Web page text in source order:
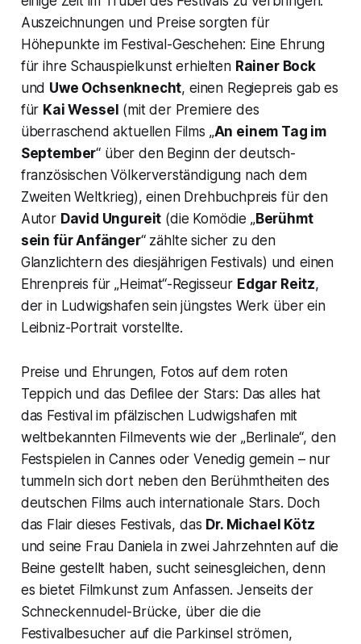
Auszeichnungen und Preise sorgten für
Höhepunkte im Festival-Geschehen: Eine Ehrung
für ihre Schauspielkunst erhielten Rainer Bock
und Uwe Ochsenknecht, einen Regiepreis gab es
für Kai Wessel (mit der Premiere des
überraschend aktuellen Films „An einem Tag im
September“ über den Beginn der deutsch-
französischen Völkerverständigung nach dem
Zweiten Weltkrieg), einen Drehbuchpreis für den
Autor David Ungureit (die Komödie „Berühmt
sein für Anfänger“ zählte sicher zu den
Glanzlichtern des diesjährigen Festivals) und einen
Ehrenpreis für „Heimat“-Regisseur Edgar Reitz,
der in Ludwigshafen sein jüngstes Werk über ein
Leibniz-Portrait vorstellte.
Preise und Ehrungen, Fotos auf dem roten
Teppich und das Defilee der Stars: Das alles hat
das Festival im pfälzischen Ludwigshafen mit
weltbekannten Filmevents wie der „Berlinale“, den
Festspielen in Cannes oder Venedig gemein – nur
tummeln sich dort neben den Berühmtheiten des
deutschen Films auch internationale Stars. Doch
das Flair dieses Festivals, das Dr. Michael Kötz
und seine Frau Daniela in zwei Jahrzehnten auf die
Beine gestellt haben, sucht seinesgleichen, denn
es bietet Filmkunst zum Anfassen. Jenseits der
Schneckennudel-Brücke, über die die
Festivalbesucher auf die Parkinsel strömen,